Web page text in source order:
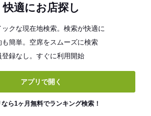
快適にお店探し
ックな現在地検索。検索が快適に
も簡単。空席をスムーズに検索
登録なし。すぐに利用開始
アプリで開く
なら1ヶ月無料でランキング検索！